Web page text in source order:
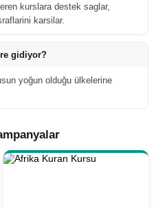
kurslara destek saglar,
karsilar.
gidiyor?
yoğun olduğu ülkelerine